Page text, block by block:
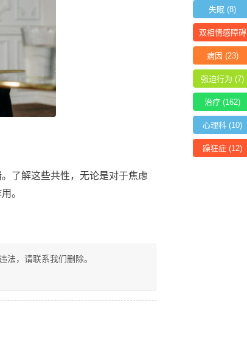
了解这些共性，无论是对于焦虑
。
，请联系我们删除。
失眠 (8)
双相情感障碍
(15)
病因 (23)
强迫行为 (7)
治疗 (162)
心理科 (10)
躁狂症 (12)